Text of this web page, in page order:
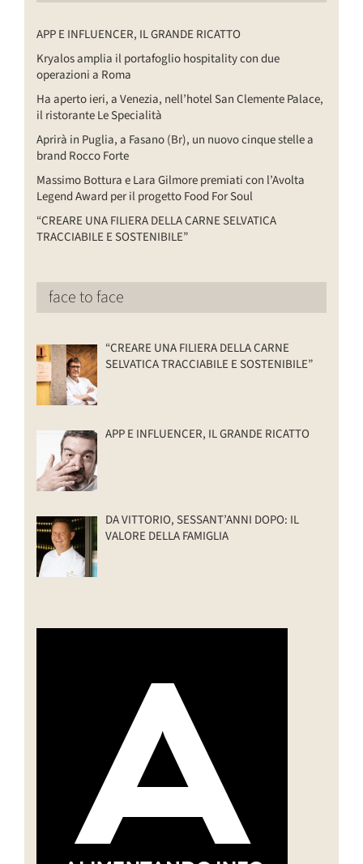
APP E INFLUENCER, IL GRANDE RICATTO
Kryalos amplia il portafoglio hospitality con due
operazioni a Roma
Ha aperto ieri, a Venezia, nell’hotel San Clemente Palace,
il ristorante Le Specialità
Aprirà in Puglia, a Fasano (Br), un nuovo cinque stelle a
brand Rocco Forte
Massimo Bottura e Lara Gilmore premiati con l’Avolta
Legend Award per il progetto Food For Soul
“CREARE UNA FILIERA DELLA CARNE SELVATICA
TRACCIABILE E SOSTENIBILE”
face to face
“CREARE UNA FILIERA DELLA CARNE
SELVATICA TRACCIABILE E SOSTENIBILE”
APP E INFLUENCER, IL GRANDE RICATTO
DA VITTORIO, SESSANT’ANNI DOPO: IL
VALORE DELLA FAMIGLIA